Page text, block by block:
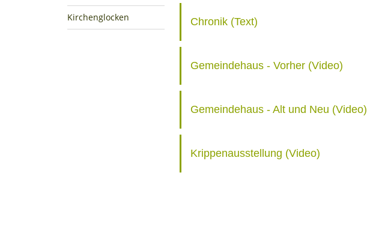
Kirchenglocken Chronik (Text)
Gemeindehaus - Vorher (Video)
Gemeindehaus - Alt und Neu (Video)
Krippenausstellung (Video)